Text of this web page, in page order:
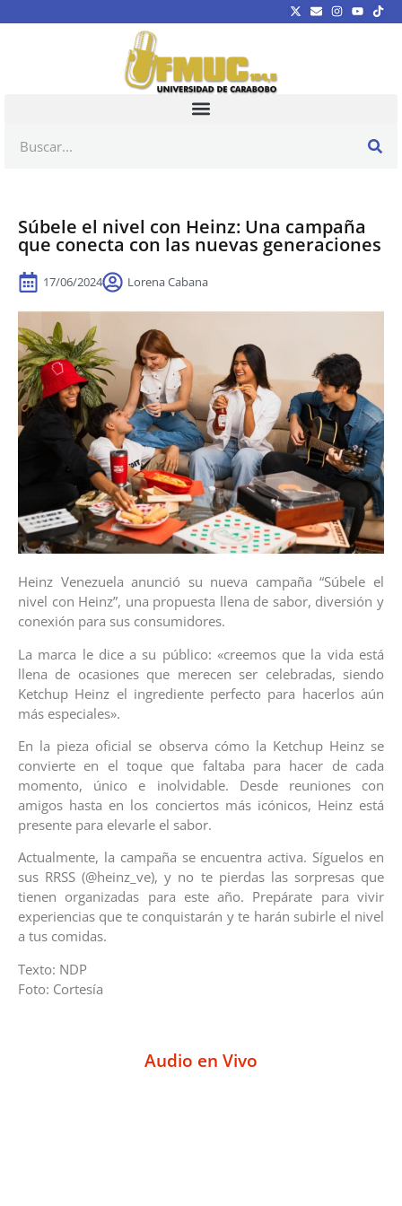
Súbele el nivel con Heinz: Una campaña
que conecta con las nuevas generaciones
17/06/2024 Lorena Cabana
Heinz Venezuela anunció su nueva campaña “Súbele el
nivel con Heinz”, una propuesta llena de sabor, diversión y
conexión para sus consumidores.
La marca le dice a su público: «creemos que la vida está
llena de ocasiones que merecen ser celebradas, siendo
Ketchup Heinz el ingrediente perfecto para hacerlos aún
más especiales».
En la pieza oficial se observa cómo la Ketchup Heinz se
convierte en el toque que faltaba para hacer de cada
momento, único e inolvidable. Desde reuniones con
amigos hasta en los conciertos más icónicos, Heinz está
presente para elevarle el sabor.
Actualmente, la campaña se encuentra activa. Síguelos en
sus RRSS (@heinz_ve), y no te pierdas las sorpresas que
tienen organizadas para este año. Prepárate para vivir
experiencias que te conquistarán y te harán subirle el nivel
a tus comidas.
Texto: NDP
Foto: Cortesía
Audio en Vivo